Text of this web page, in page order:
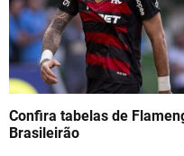
Confira tabelas de
Brasileirão